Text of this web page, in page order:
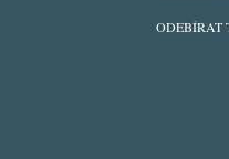
ODEBÍRAT